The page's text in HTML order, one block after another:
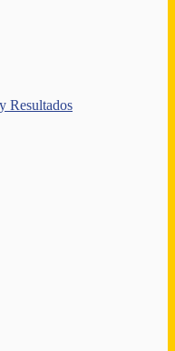
Resultados